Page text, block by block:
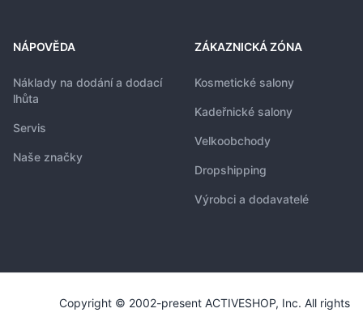
NÁPOVĚDA
Náklady na dodání a dodací
lhůta
Servis
Naše značky
ZÁKAZNICKÁ ZÓNA
Kosmetické salony
Kadeřnické salony
Velkoobchody
Dropshipping
Výrobci a dodavatelé
Copyright © 2002-present ACTIVESHOP, Inc. All rights